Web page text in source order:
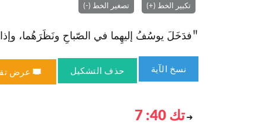
تكبير الخط (+) تصغير الخط (-)
"فدَخَلَ يوسُفُ إليهِما في الصّباحِ ونَظَرَهُما، وإذا
نسخ الآية حذف التشكيل عرض
تك 40: 7